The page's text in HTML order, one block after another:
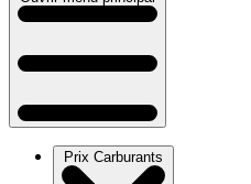
Prix Carburants